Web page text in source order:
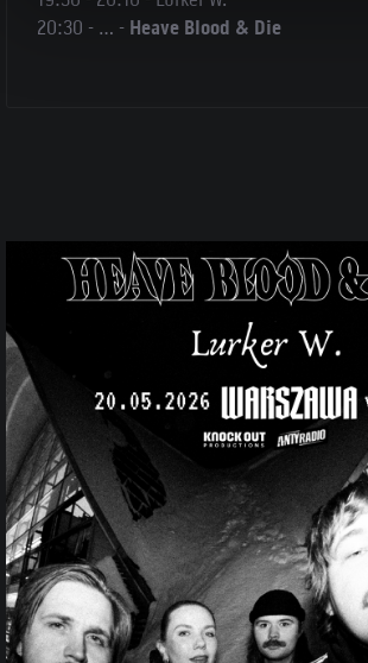
20:30 - … - Heave Blood & Die